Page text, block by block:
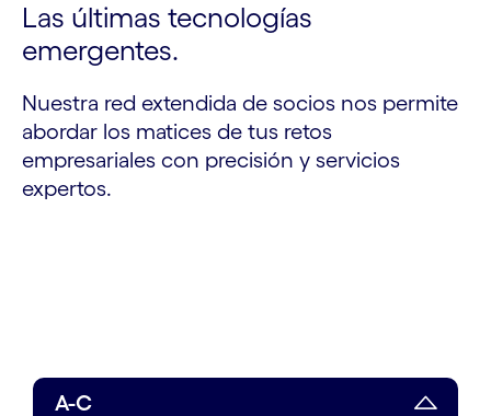
Las últimas tecnologías
emergentes.
Nuestra red extendida de socios nos permite
abordar los matices de tus retos
empresariales con precisión y servicios
expertos.
A-C